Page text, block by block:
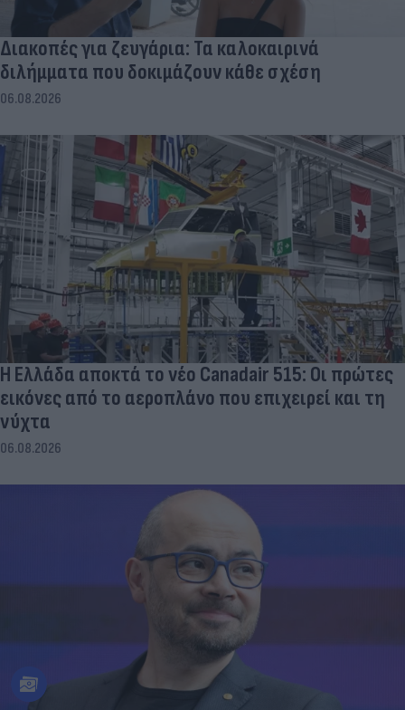
Διακοπές για ζευγάρια: Τα καλοκαιρινά
διλήμματα που δοκιμάζουν κάθε σχέση
06.08.2026
Η Ελλάδα αποκτά το νέο Canadair 515: Οι πρώτες
εικόνες από το αεροπλάνο που επιχειρεί και τη
νύχτα
06.08.2026